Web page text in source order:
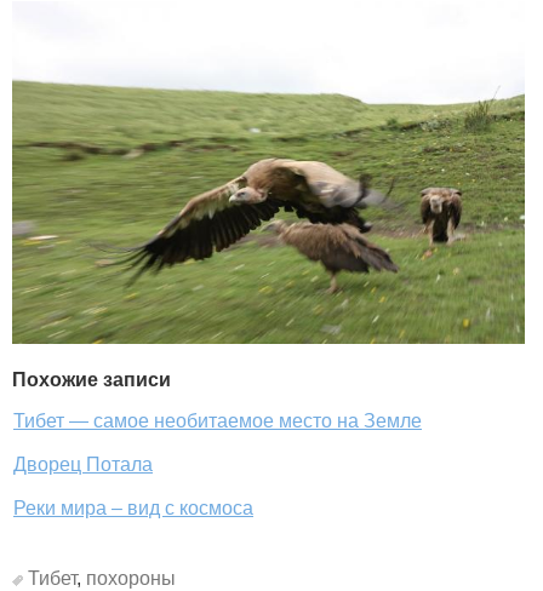
Похожие записи
Тибет — самое необитаемое место на Земле
Дворец Потала
Реки мира – вид с космоса
Тибет, похороны